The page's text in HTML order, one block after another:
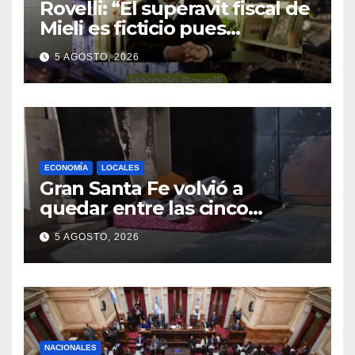
Rovelli: “El superavit fiscal de
Mieli es ficticio pues
debemos 480 mil millones de
dólares”
5 AGOSTO, 2026
ECONOMÍA LOCALES
Gran Santa Fe volvió a
quedar entre las cinco
regiones con más pobreza
del país
5 AGOSTO, 2026
NACIONALES